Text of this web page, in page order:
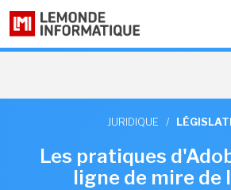
JURIDIQUE /
Les pratiques
ligne de mire de